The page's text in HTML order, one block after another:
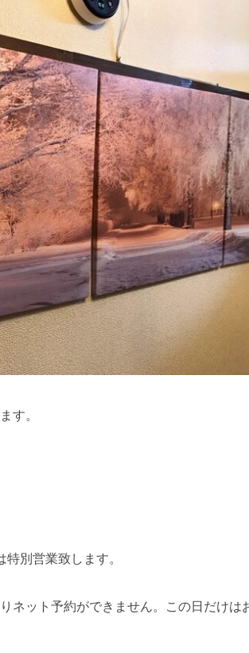
す。
別営業致します。
ネット予約ができません。この日だけは